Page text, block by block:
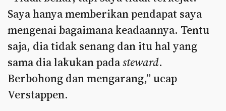
Saya hanya memberikan pendapat saya
mengenai bagaimana keadaannya. Tentu
saja, dia tidak senang dan itu hal yang
sama dia lakukan padasteward.
Berbohong dan mengarang,” ucap
Verstappen.